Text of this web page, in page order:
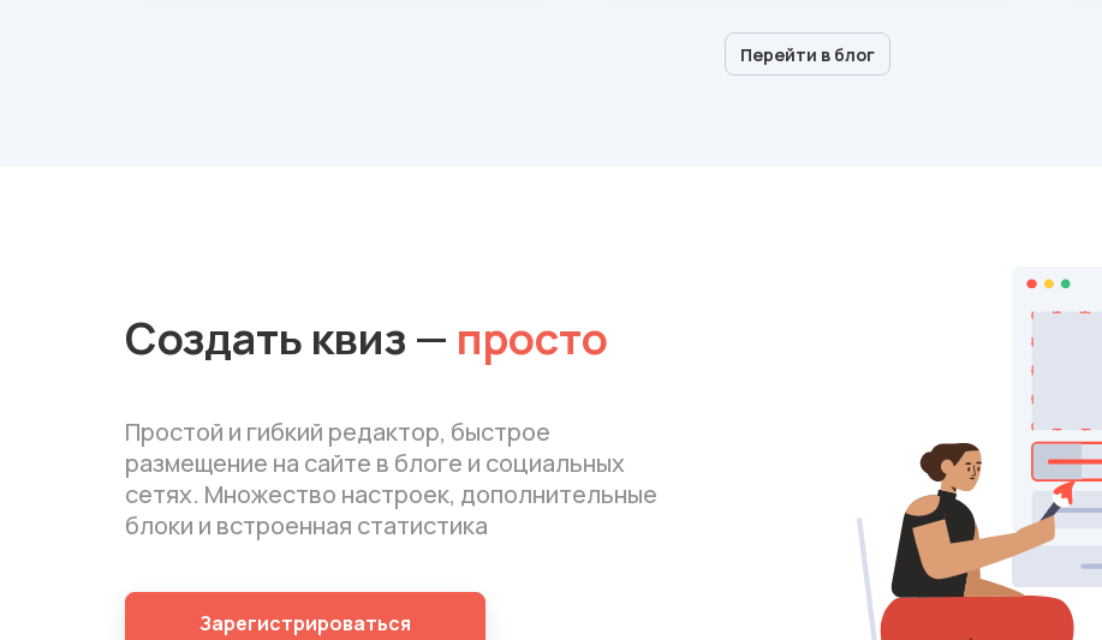
Перейти в блог
Создать квиз — просто
Простой и гибкий редактор, быстрое
размещение на сайте в блоге и социальных
сетях. Множество настроек, дополнительные
блоки и встроенная статистика
Зарегистрироваться